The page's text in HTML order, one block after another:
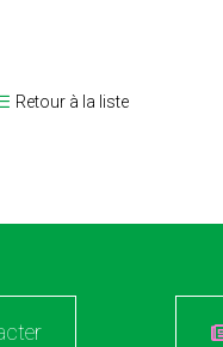
Retour à la liste